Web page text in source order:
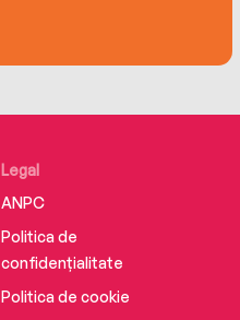
Legal
ANPC
Politica de
confidențialitate
Politica de cookie